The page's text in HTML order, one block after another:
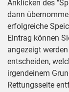
Anklicken des
dann
erfolgreiche
Eintrag können
angezeigt
entscheiden,
irgendeinem
Rettungsseite